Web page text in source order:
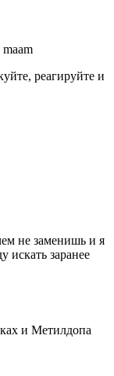
реагируйте и
не заменишь и я
искать заранее
и Метилдопа